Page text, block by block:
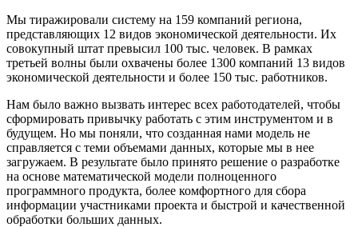
Мы тиражировали систему на 159 компаний региона,
представляющих 12 видов экономической деятельности. Их
совокупный штат превысил 100 тыс. человек. В рамках
третьей волны были охвачены более 1300 компаний 13 видов
экономической деятельности и более 150 тыс. работников.
Нам было важно вызвать интерес всех работодателей, чтобы
сформировать привычку работать с этим инструментом и в
будущем. Но мы поняли, что созданная нами модель не
справляется с теми объемами данных, которые мы в нее
загружаем. В результате было принято решение о разработке
на основе математической модели полноценного
программного продукта, более комфортного для сбора
информации участниками проекта и быстрой и качественной
обработки больших данных.